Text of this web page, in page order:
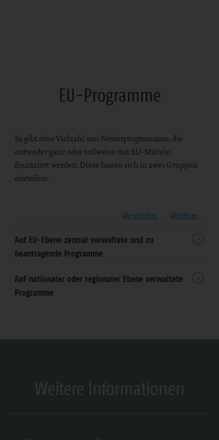
EU-Programme
Es gibt eine Vielzahl von Förderprogrammen, die
entweder ganz oder teilweise mit EU-Mitteln
finanziert werden. Diese lassen sich in zwei Gruppen
einteilen:
Alle öffnen
Alle schließen
Auf EU-Ebene zentral verwaltete und zu
beantragende Programme
Auf nationaler oder regionaler Ebene verwaltete
Programme
Weitere Informationen